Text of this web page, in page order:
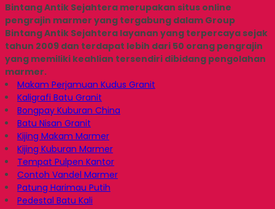
Bintang Antik Sejahtera merupakan situs online
pengrajin marmer yang tergabung dalam Group
Bintang Antik Sejahtera layanan yang terpercaya sejak
tahun 2009 dan terdapat lebih dari 50 orang pengrajin
yang memiliki keahlian tersendiri dibidang pengolahan
marmer.
Makam Perjamuan Kudus Granit
Kaligrafi Batu Granit
Bongpay Kuburan China
Batu Nisan Granit
Kijing Makam Marmer
Kijing Kuburan Marmer
Tempat Pulpen Kantor
Contoh Vandel Marmer
Patung Harimau Putih
Pedestal Batu Kali